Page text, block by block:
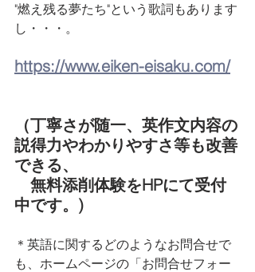
"燃え残る夢たち"という歌詞もあります
し・・・。
https://www.eiken-eisaku.com/
（丁寧さが随一、英作文内容の
説得力やわかりやすさ等も改善
できる、
無料添削体験をHPにて受付
中です。)
＊英語に関するどのようなお問合せで
も、ホームページの「お問合せフォー